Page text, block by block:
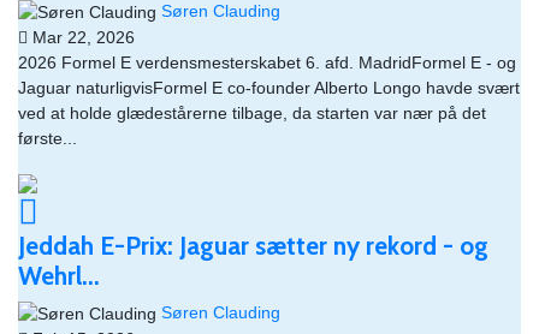
Søren Clauding
Mar 22, 2026
2026 Formel E verdensmesterskabet 6. afd. MadridFormel E - og
Jaguar naturligvisFormel E co-founder Alberto Longo havde svært
ved at holde glædestårerne tilbage, da starten var nær på det
første...
Jeddah E-Prix: Jaguar sætter ny rekord - og
Wehrl...
Søren Clauding